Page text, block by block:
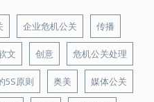
企业危机公关 传播
文 创意 危机公关处理
5S原则 奥美 媒体公关